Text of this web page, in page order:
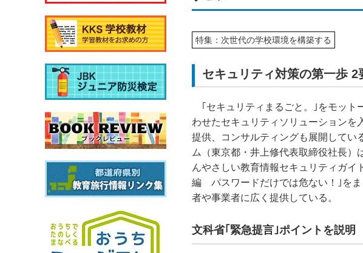
特集：次世代の学校環境を構築する
セキュリティ対策の第一歩 2
｢セキュリティまるごと。｣をモット
わせたセキュリティソリューションを
提供、コンサルティングも展開してい
ム（東京都・井上修代表取締役社長）
んやさしい教育情報セキュリティガ
編 パスワードだけでは危ない！｣を
者や事業者に広く提供している。
文科省｢緊急提言｣ポイントを説明